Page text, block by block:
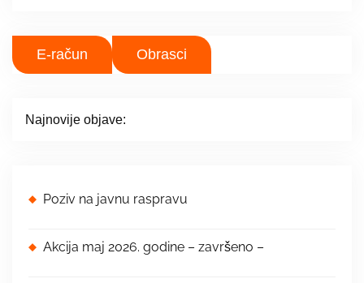
v
E-račun Obrasci
Najnovije objave:
Poziv na javnu raspravu
Akcija maj 2026. godine – završeno –